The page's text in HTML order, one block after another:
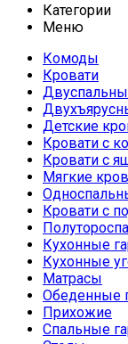
Категории
Меню
Комоды
Кровати
Детские
Кровати с
Кровати с
Мягкие
Кровати с
Кухонные
Кухонные
Матрасы
Обеденные
Прихожие
Спальные